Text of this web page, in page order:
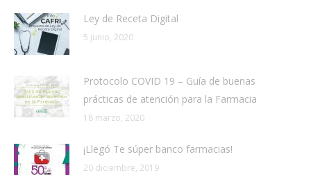
Ley de Receta Digital
5 junio, 2020
Protocolo COVID 19 – Guía de buenas
prácticas de atención para la Farmacia
18 marzo, 2020
¡Llegó Te súper banco farmacias!
20 diciembre, 2019